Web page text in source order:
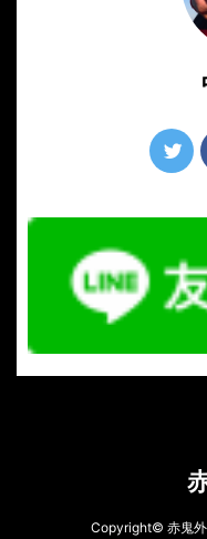
Copyright© 赤鬼